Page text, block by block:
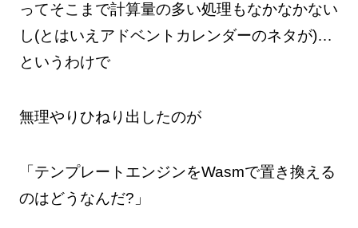
ってそこまで計算量の多い処理もなかなかない
し(とはいえアドベントカレンダーのネタが)…
というわけで
無理やりひねり出したのが
「テンプレートエンジンをWasmで置き換える
のはどうなんだ?」